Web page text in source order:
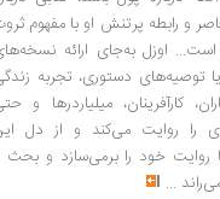
و رابطه پرتنش او با مفهوم
است... اوزل به‌جای ارائه
توصیه‌های دستوری، تجربه
کارآفرینان، میلیاردرها و
را روایت می‌کند و از دل
روایت خود را برمی‌سازد و بحث
...